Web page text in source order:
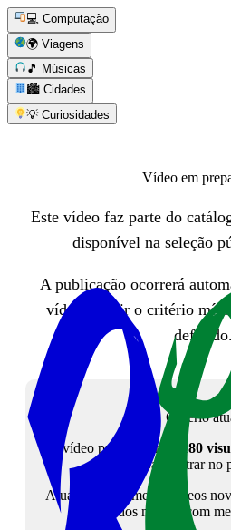
💻 Computação
🌍 Viagens
🎵 Músicas
🏙️ Cidades
💡 Curiosidades
Vídeo em
Este vídeo faz parte do
disponível na seleção
A publicação ocorrerá
vídeo atingir o critério
definido.
Critério
O vídeo precisa atingir
180
para entrar no
Atualmente, somente vídeos
são listados mesmo com